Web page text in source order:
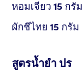
หอมเจียว 15 กรัม
ผักชีไทย 15 กรัม
สูตรนํ้ายํา ปร